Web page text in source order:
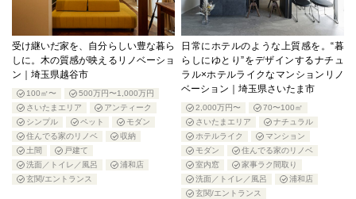
受け継いだ家を、自分らしい豊な暮ら
しに。木の質感が映えるリノベーショ
ン｜埼玉県越谷市
100㎡〜
500万円〜1,000万円
さいたまエリア
アンティーク
シンプル
ペット
モダン
住んでる家のリノベ
収納
土間
戸建て
洗面／トイレ／風呂
浦和店
玄関/エントランス
日常にホテルのような上質感を。“暮
らしにゆとり”をデザインするナチュ
ラル×ホテルライクなマンションリノ
ベーション｜埼玉県さいたま市
2,000万円〜
70〜100㎡
さいたまエリア
ナチュラル
ホテルライク
マンション
モダン
住んでる家のリノベ
室内窓
家事ラク間取り
洗面／トイレ／風呂
浦和店
玄関/エントランス